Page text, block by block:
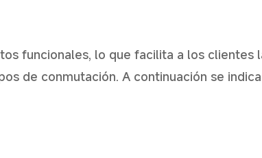
funcionales, lo que facilita a los clientes
de conmutación. A continuación se